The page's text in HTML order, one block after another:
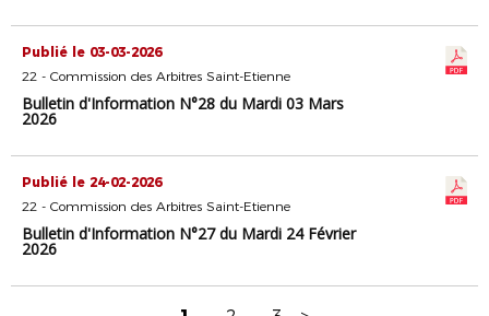
Publié le 03-03-2026
22 - Commission des Arbitres Saint-Etienne
Bulletin d'Information N°28 du Mardi 03 Mars
2026
Publié le 24-02-2026
22 - Commission des Arbitres Saint-Etienne
Bulletin d'Information N°27 du Mardi 24 Février
2026